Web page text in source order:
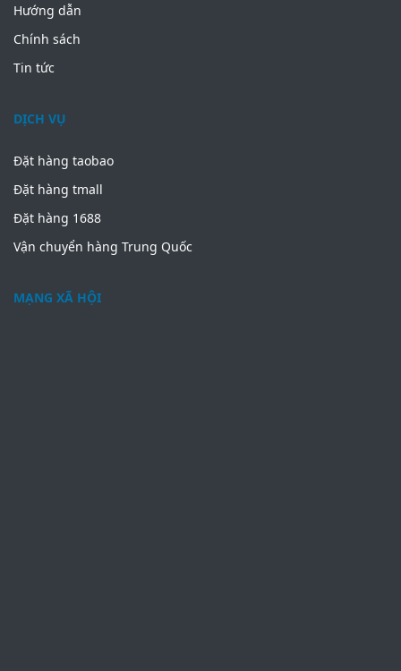
Hướng dẫn
Chính sách
Tin tức
DỊCH VỤ
Đặt hàng taobao
Đặt hàng tmall
Đặt hàng 1688
Vận chuyển hàng Trung Quốc
MẠNG XÃ HỘI